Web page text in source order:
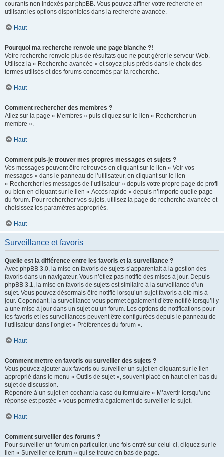
courants non indexés par phpBB. Vous pouvez affiner votre recherche en
utilisant les options disponibles dans la recherche avancée.
Haut
Pourquoi ma recherche renvoie une page blanche ?!
Votre recherche renvoie plus de résultats que ne peut gérer le serveur Web.
Utilisez la « Recherche avancée » et soyez plus précis dans le choix des
termes utilisés et des forums concernés par la recherche.
Haut
Comment rechercher des membres ?
Allez sur la page « Membres » puis cliquez sur le lien « Rechercher un
membre ».
Haut
Comment puis-je trouver mes propres messages et sujets ?
Vos messages peuvent être retrouvés en cliquant sur le lien « Voir vos
messages » dans le panneau de l’utilisateur, en cliquant sur le lien
« Rechercher les messages de l’utilisateur » depuis votre propre page de profil
ou bien en cliquant sur le lien « Accès rapide » depuis n’importe quelle page
du forum. Pour rechercher vos sujets, utilisez la page de recherche avancée et
choisissez les paramètres appropriés.
Haut
Surveillance et favoris
Quelle est la différence entre les favoris et la surveillance ?
Avec phpBB 3.0, la mise en favoris de sujets s’apparentait à la gestion des
favoris dans un navigateur. Vous n’étiez pas notifié des mises à jour. Depuis
phpBB 3.1, la mise en favoris de sujets est similaire à la surveillance d’un
sujet. Vous pouvez désormais être notifié lorsqu’un sujet favoris a été mis à
jour. Cependant, la surveillance vous permet également d’être notifié lorsqu’il y
a une mise à jour dans un sujet ou un forum. Les options de notifications pour
les favoris et les surveillances peuvent être configurées depuis le panneau de
l’utilisateur dans l’onglet « Préférences du forum ».
Haut
Comment mettre en favoris ou surveiller des sujets ?
Vous pouvez ajouter aux favoris ou surveiller un sujet en cliquant sur le lien
approprié dans le menu « Outils de sujet », souvent placé en haut et en bas du
sujet de discussion.
Répondre à un sujet en cochant la case du formulaire « M’avertir lorsqu’une
réponse est postée » vous permettra également de surveiller le sujet.
Haut
Comment surveiller des forums ?
Pour surveiller un forum en particulier, une fois entré sur celui-ci, cliquez sur le
lien « Surveiller ce forum » qui se trouve en bas de page.